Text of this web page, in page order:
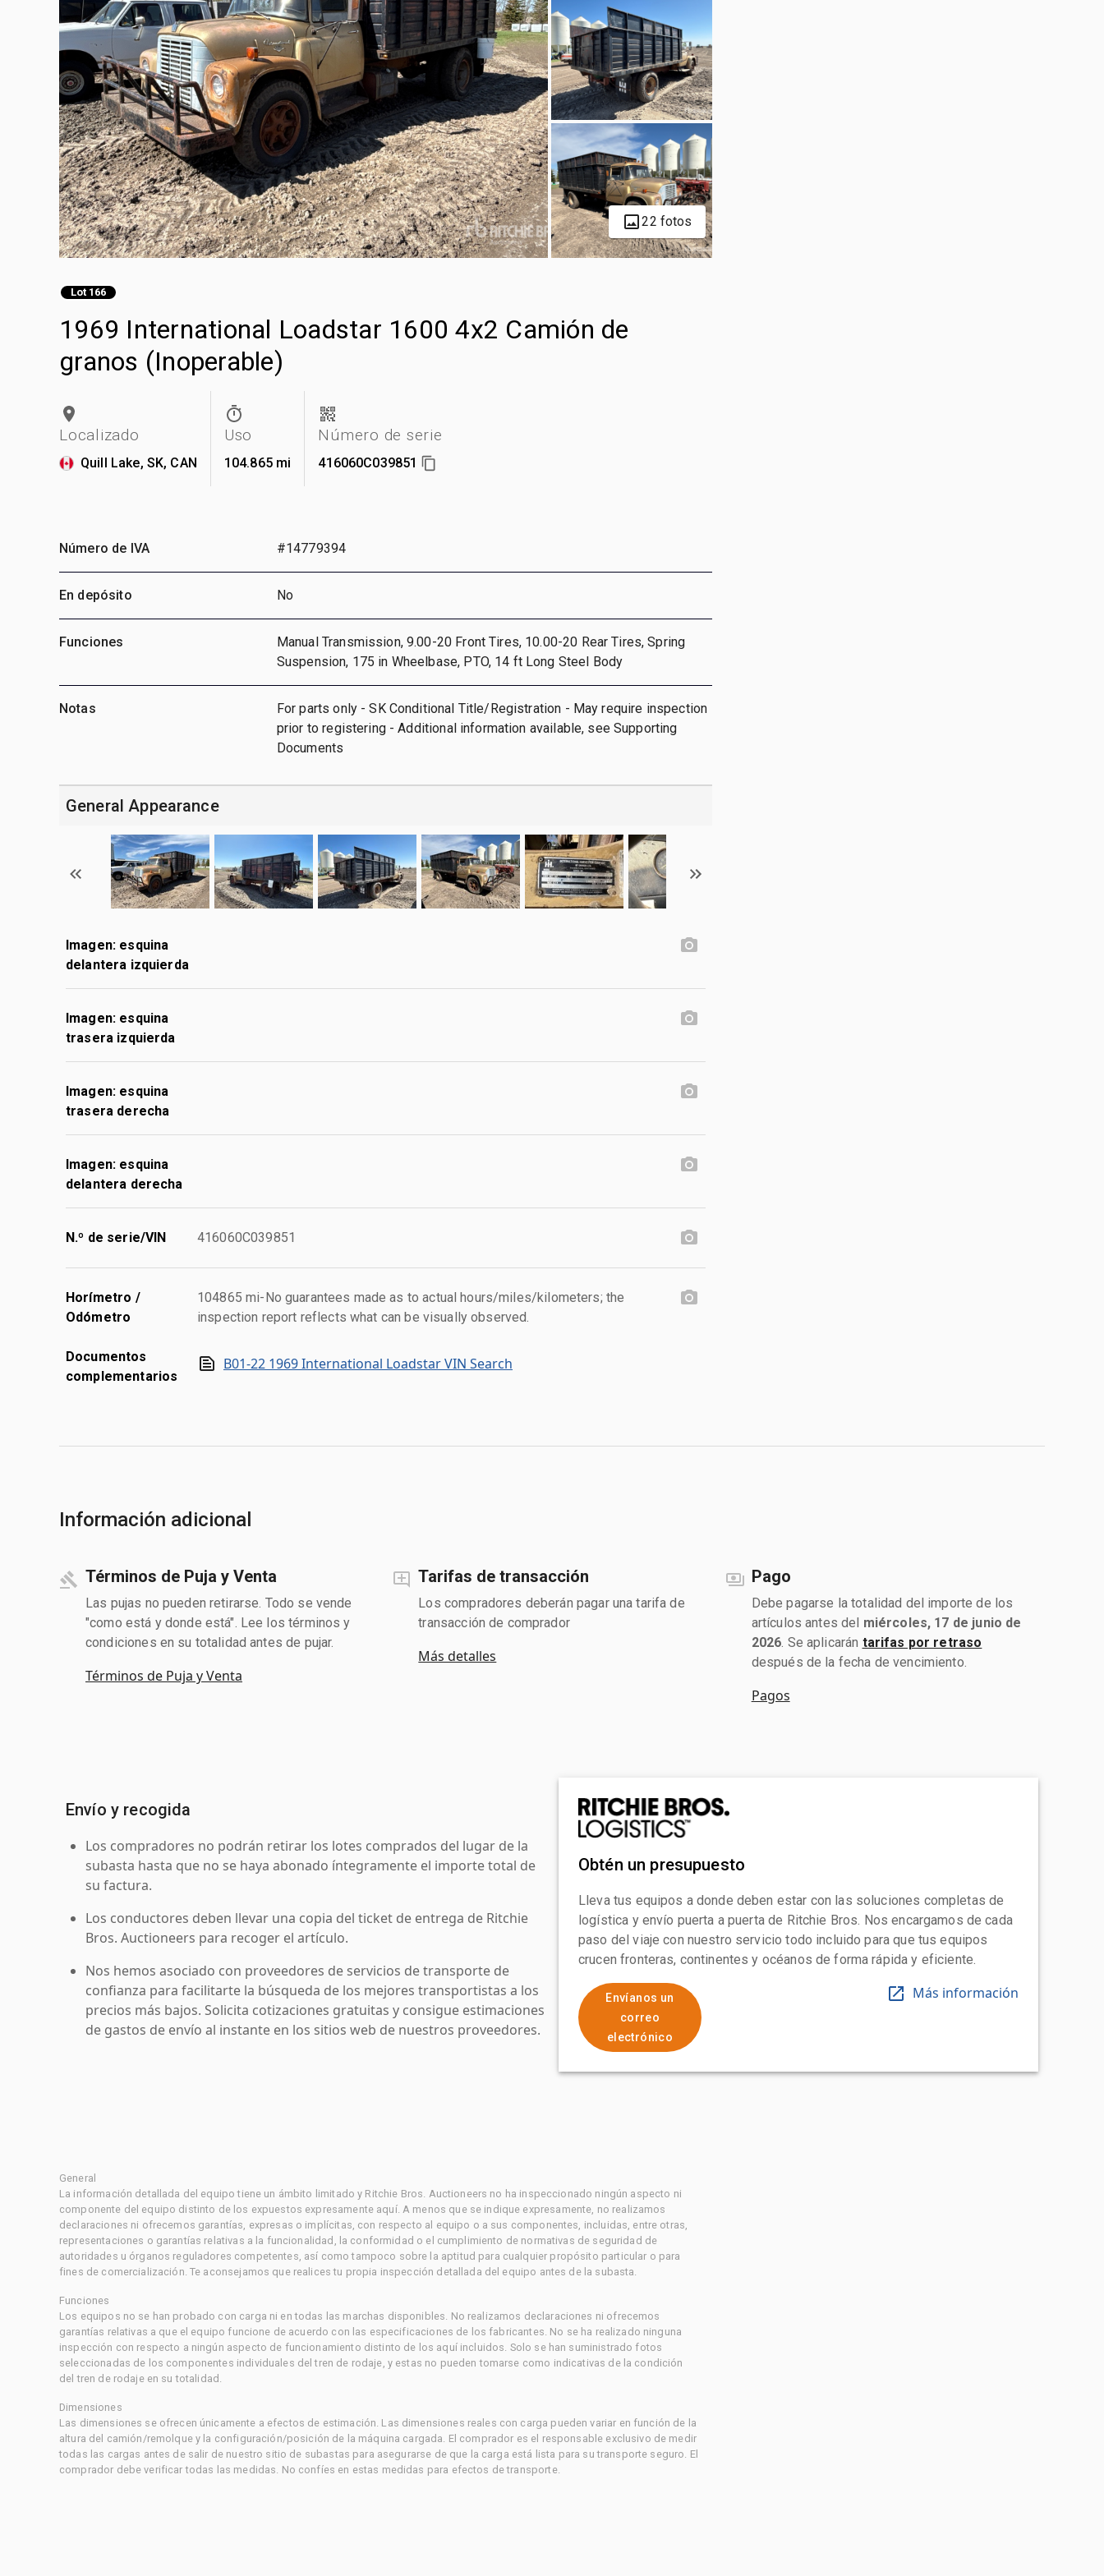
22 fotos
Lot 166
1969 International Loadstar 1600 4x2 Camión de
granos (Inoperable)
Localizado
Quill Lake, SK, CAN
Uso
104.865 mi
Número de serie
416060C039851
Número de IVA #14779394
En depósito No
Funciones
Manual Transmission, 9.00-20 Front Tires, 10.00-20 Rear Tires, Spring
Suspension, 175 in Wheelbase, PTO, 14 ft Long Steel Body
Notas
For parts only - SK Conditional Title/Registration - May require inspection
prior to registering - Additional information available, see Supporting
Documents
General Appearance
Imagen: esquina
delantera izquierda
Imagen: esquina
trasera izquierda
Imagen: esquina
trasera derecha
Imagen: esquina
delantera derecha
N.º de serie/VIN 416060C039851
Horímetro /
Odómetro
104865 mi-No guarantees made as to actual hours/miles/kilometers; the
inspection report reflects what can be visually observed.
Documentos
complementarios
B01-22 1969 International Loadstar VIN Search
Información adicional
Términos de Puja y Venta
Las pujas no pueden retirarse. Todo se vende
"como está y donde está". Lee los términos y
condiciones en su totalidad antes de pujar.
Términos de Puja y Venta
Tarifas de transacción
Los compradores deberán pagar una tarifa de
transacción de comprador
Más detalles
Pago
Debe pagarse la totalidad del importe de los
artículos antes del miércoles, 17 de junio de
2026 . Se aplicarán tarifas por retraso
después de la fecha de vencimiento.
Pagos
Envío y recogida
Los compradores no podrán retirar los lotes comprados del lugar de la
subasta hasta que no se haya abonado íntegramente el importe total de
su factura.
Los conductores deben llevar una copia del ticket de entrega de Ritchie
Bros. Auctioneers para recoger el artículo.
Nos hemos asociado con proveedores de servicios de transporte de
confianza para facilitarte la búsqueda de los mejores transportistas a los
precios más bajos. Solicita cotizaciones gratuitas y consigue estimaciones
de gastos de envío al instante en los sitios web de nuestros proveedores.
Obtén un presupuesto
Lleva tus equipos a donde deben estar con las soluciones completas de
logística y envío puerta a puerta de Ritchie Bros. Nos encargamos de cada
paso del viaje con nuestro servicio todo incluido para que tus equipos
crucen fronteras, continentes y océanos de forma rápida y eficiente.
Envíanos un
correo
electrónico
Más información
General
La información detallada del equipo tiene un ámbito limitado y Ritchie Bros. Auctioneers no ha inspeccionado ningún aspecto ni
componente del equipo distinto de los expuestos expresamente aquí. A menos que se indique expresamente, no realizamos
declaraciones ni ofrecemos garantías, expresas o implícitas, con respecto al equipo o a sus componentes, incluidas, entre otras,
representaciones o garantías relativas a la funcionalidad, la conformidad o el cumplimiento de normativas de seguridad de
autoridades u órganos reguladores competentes, así como tampoco sobre la aptitud para cualquier propósito particular o para
fines de comercialización. Te aconsejamos que realices tu propia inspección detallada del equipo antes de la subasta.
Funciones
Los equipos no se han probado con carga ni en todas las marchas disponibles. No realizamos declaraciones ni ofrecemos
garantías relativas a que el equipo funcione de acuerdo con las especificaciones de los fabricantes. No se ha realizado ninguna
inspección con respecto a ningún aspecto de funcionamiento distinto de los aquí incluidos. Solo se han suministrado fotos
seleccionadas de los componentes individuales del tren de rodaje, y estas no pueden tomarse como indicativas de la condición
del tren de rodaje en su totalidad.
Dimensiones
Las dimensiones se ofrecen únicamente a efectos de estimación. Las dimensiones reales con carga pueden variar en función de la
altura del camión/remolque y la configuración/posición de la máquina cargada. El comprador es el responsable exclusivo de medir
todas las cargas antes de salir de nuestro sitio de subastas para asegurarse de que la carga está lista para su transporte seguro. El
comprador debe verificar todas las medidas. No confíes en estas medidas para efectos de transporte.